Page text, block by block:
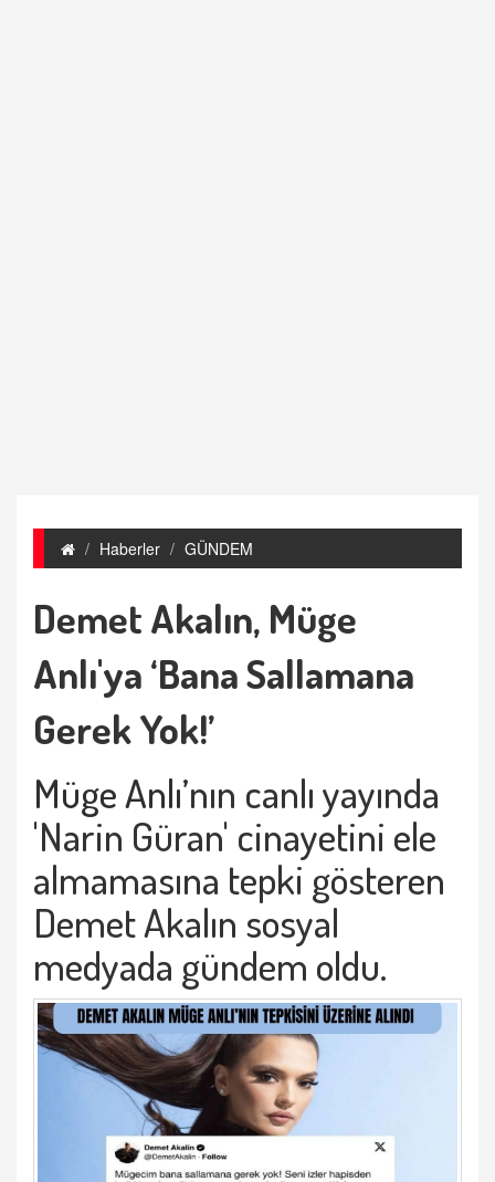
Haberler GÜNDEM
Demet Akalın, Müge
Anlı'ya ‘Bana Sallamana
Gerek Yok!’
Müge Anlı’nın canlı yayında
'Narin Güran' cinayetini ele
almamasına tepki gösteren
Demet Akalın sosyal
medyada gündem oldu.